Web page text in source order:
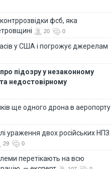
фсб, яка
20 0
у США і погрожує джерелам
підозру у незаконному
недостовірному
ще одного дрона в аеропорту
ураження двох російських НПЗ
29 0
перетікають на всю